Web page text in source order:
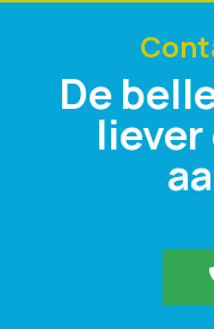
De